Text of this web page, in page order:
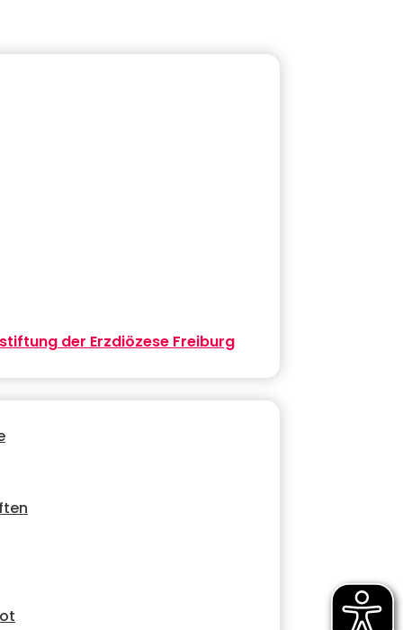
der Erzdiözese Freiburg